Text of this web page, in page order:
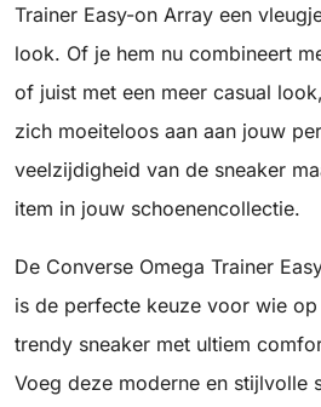
Trainer Easy-on Array een
look. Of je hem nu combineert
of juist met een meer casual
zich moeiteloos aan aan jouw
veelzijdigheid van de sneaker
item in jouw schoenencollectie.
De Converse Omega Trainer
is de perfecte keuze voor wie
trendy sneaker met ultiem
Voeg deze moderne en stijlvolle